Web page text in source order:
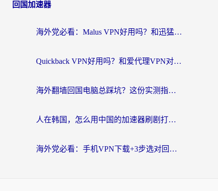
回国加速器
海外党必看：Malus VPN好用吗？和迅猛兔VPN对比哪个回国效果更好？附真实体验与避坑指南
Quickback VPN好用吗？和爱代理VPN对比哪个回国效果更好？
海外翻墙回国电脑总踩坑？这份实测指南帮你选对加速器（附ChickCNinitapMalus对比）
人在韩国，怎么用中国的加速器刷剧打游戏？这份真实体验指南给你答案
海外党必看：手机VPN下载+3步选对回国加速器，无缝刷国内资源不再愁